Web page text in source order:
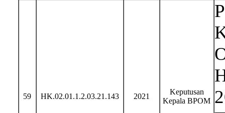
59 HK.02.01.1.2.03.21.143 2021
Keputusan
Kepala BPOM